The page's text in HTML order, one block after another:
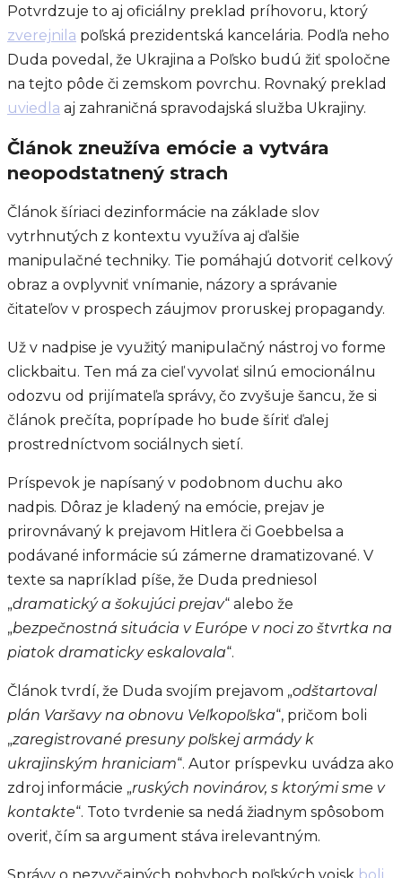
Potvrdzuje to aj oficiálny preklad príhovoru, ktorý
zverejnila poľská prezidentská kancelária. Podľa neho
Duda povedal, že Ukrajina a Poľsko budú žiť spoločne
na tejto pôde či zemskom povrchu. Rovnaký preklad
uviedla aj zahraničná spravodajská služba Ukrajiny.
Článok zneužíva emócie a vytvára
neopodstatnený strach
Článok šíriaci dezinformácie na základe slov
vytrhnutých z kontextu využíva aj ďalšie
manipulačné techniky. Tie pomáhajú dotvoriť celkový
obraz a ovplyvniť vnímanie, názory a správanie
čitateľov v prospech záujmov proruskej propagandy.
Už v nadpise je využitý manipulačný nástroj vo forme
clickbaitu. Ten má za cieľ vyvolať silnú emocionálnu
odozvu od prijímateľa správy, čo zvyšuje šancu, že si
článok prečíta, poprípade ho bude šíriť ďalej
prostredníctvom sociálnych sietí.
Príspevok je napísaný v podobnom duchu ako
nadpis. Dôraz je kladený na emócie, prejav je
prirovnávaný k prejavom Hitlera či Goebbelsa a
podávané informácie sú zámerne dramatizované. V
texte sa napríklad píše, že Duda predniesol
„dramatický a šokujúci prejav“ alebo že
„bezpečnostná situácia v Európe v noci zo štvrtka na
piatok dramaticky eskalovala“.
Článok tvrdí, že Duda svojím prejavom „odštartoval
plán Varšavy na obnovu Veľkopoľska“, pričom boli
„zaregistrované presuny poľskej armády k
ukrajinským hraniciam“. Autor príspevku uvádza ako
zdroj informácie „ruských novinárov, s ktorými sme v
kontakte“. Toto tvrdenie sa nedá žiadnym spôsobom
overiť, čím sa argument stáva irelevantným.